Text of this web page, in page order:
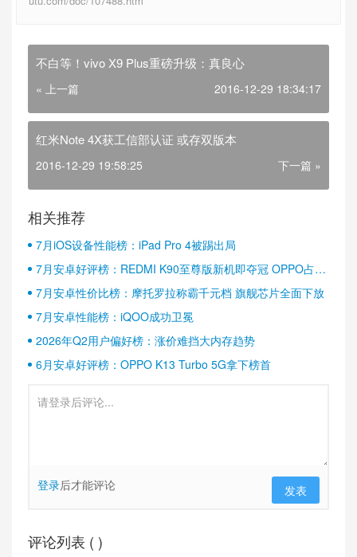
不白等！vivo X9 Plus重磅升级：真良心
« 上一篇 2016-12-29 18:34:17
红米Note 4X获工信部认证 或存双版本
2016-12-29 19:58:25 下一篇 »
相关推荐
7月iOS设备性能榜：iPad Pro 4被踢出局
7月安卓好评榜：REDMI K90至尊版新机即夺冠 OPPO占据
半壁江山
7月安卓性价比榜：摩托罗拉称霸千元档 旗舰芯片全面下放
7月安卓性能榜：iQOO成功卫冕
2026年Q2用户偏好榜：涨价难挡大内存趋势
6月安卓好评榜：OPPO K13 Turbo 5G拿下榜首
登录后才能评论 发表
评论列表 ( )